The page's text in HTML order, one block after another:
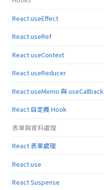
React useEffect
React useRef
React useContext
React useReducer
React useMemo 與 useCallback
React 自定義 Hook
表單與資料處理
React 表單處理
React use
React Suspense